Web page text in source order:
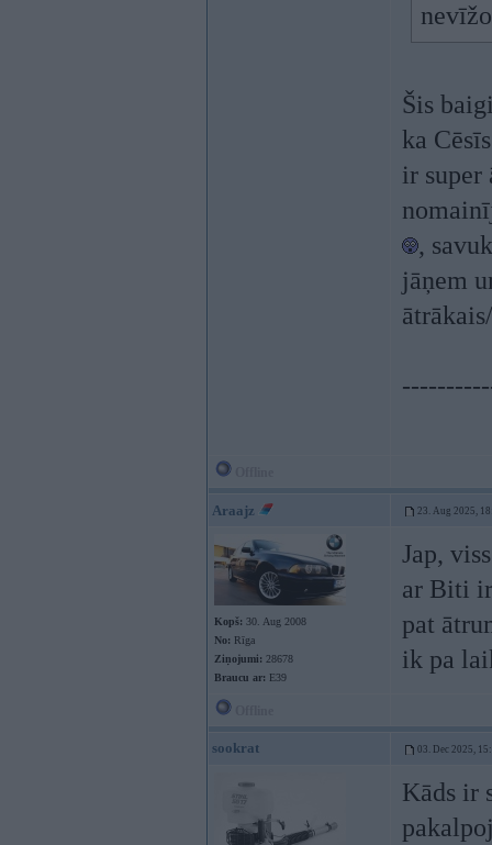
Šis
ka
ir super
,
jāņem
Araajz 23. Aug 2025,
Kopš: 30. Aug 2008
No: Rīga
Ziņojumi: 28678
Braucu ar: E39
Jap,
ar Biti
pat
ik pa
sookrat 03. Dec 2025,
Kāds ir